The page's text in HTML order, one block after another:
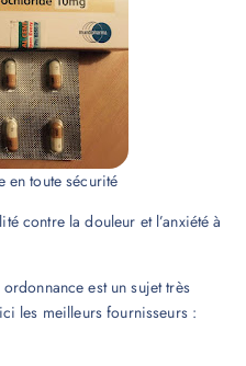
en toute sécurité
contre la douleur et l’anxiété à
ordonnance est un sujet très
les meilleurs fournisseurs :